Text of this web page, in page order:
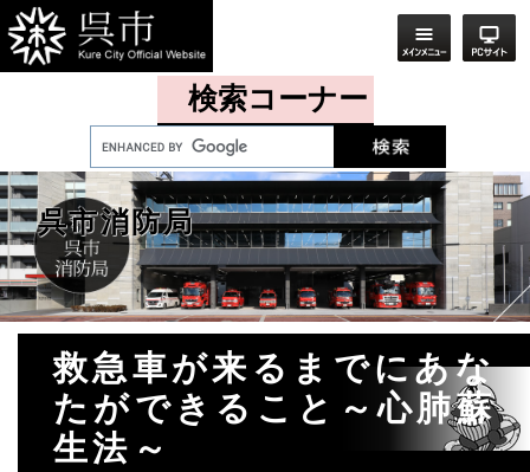
ペ
ー
先
頭
で
す。
メ
ニ
を
飛
ば
し
て
検索コーナー
呉市消防局
救急車が来るまでにあな
たができること～心肺蘇
生法～